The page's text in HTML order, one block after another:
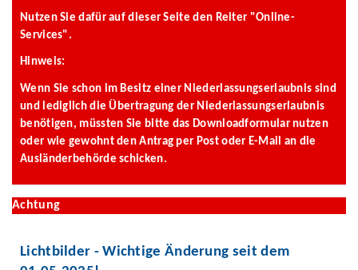
Nutzen Sie dafür auf dieser Seite den Reiter "Online-
Services".
Hinweis:
Wenn Sie schon im Besitz einer Niederlassungserlaubnis sind
und lediglich die Übertragung der Niederlassungserlaubnis
benötigen, müssten Sie bitte das Downloadformular nutzen
oder wie gewohnt den Antrag per Post oder E-Mail an die
Ausländerbehörde schicken.
Achtung
Lichtbilder - Wichtige Änderung seit dem